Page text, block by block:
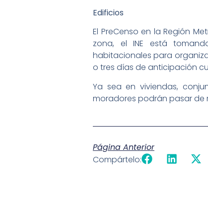
Edificios
El PreCenso en la Región
zona, el INE está
habitacionales para
o tres días de anticipación
Ya sea en viviendas,
moradores podrán pasar de
Página Anterior
Compártelo: